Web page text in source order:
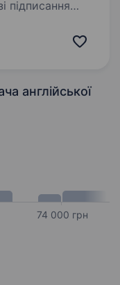
підписання
англійської
74 000 грн